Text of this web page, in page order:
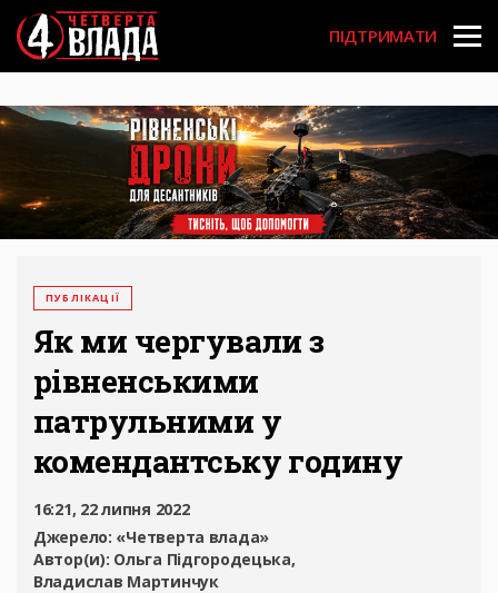
Перейти
до
основного
вмісту
User
account
menu
ПІДТРИМАТИ
ПУБЛІКАЦІЇ
Як ми чергували з
рівненськими
патрульними у
комендантську годину
16:21, 22 липня 2022
Джерело: «Четверта влада»
Автор(и): Ольга Підгородецька
Владислав Мартинчук